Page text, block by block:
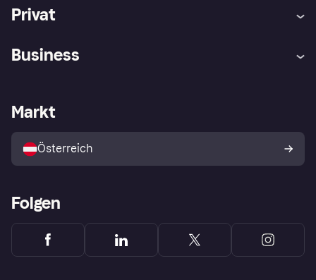
Privat
Shops entdecken
Business
Händlerportal
Markt
Österreich
Folgen